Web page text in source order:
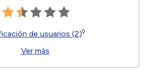
de usuarios (2)◊
Ver más